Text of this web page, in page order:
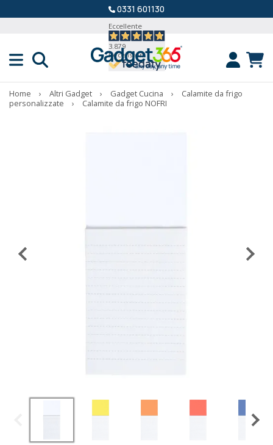
0331 601130
Eccellente
3.879
Recensioni
Home › Altri Gadget › Gadget Cucina ›
Calamite da frigo
personalizzate
› Calamite da frigo NOFRI